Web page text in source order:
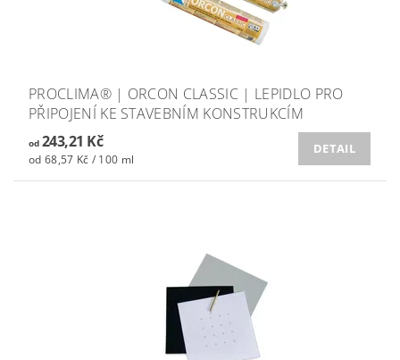
PROCLIMA® | ORCON CLASSIC | LEPIDLO PRO
PŘIPOJENÍ KE STAVEBNÍM KONSTRUKCÍM
od243,21 Kč
od 68,57 Kč / 100 ml
DETAIL